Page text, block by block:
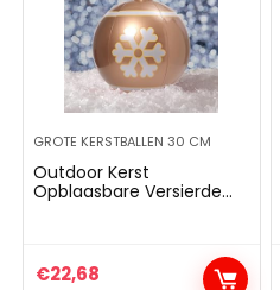
GROTE KERSTBALLEN 30 CM
Outdoor Kerst
Opblaasbare Versierde
Outdoor Decoraties
€22,68